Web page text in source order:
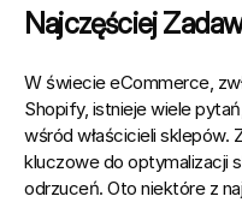
Najczęściej
W świecie eCommerce,
Shopify, istnieje wiele
wśród właścicieli sklepów.
kluczowe do optymalizacji
odrzuceń. Oto niektóre z